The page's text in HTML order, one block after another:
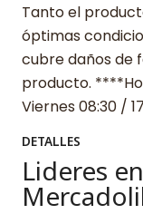
Tanto el
óptimas
cubre daños de
producto.
Viernes 08:30 /
DETALLES
Lideres